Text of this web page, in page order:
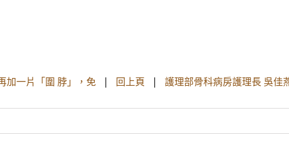
加一片「圍 脖」，免 | 回上頁 | 護理部骨科病房護理長 吳佳